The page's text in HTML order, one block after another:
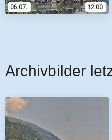
Archivbilder